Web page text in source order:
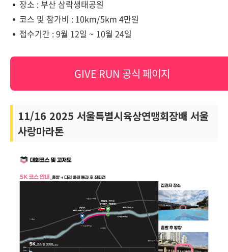
장소 : 부산 삼락생태공원
코스 및 참가비 : 10km/5km 4만원
접수기간 : 9월 12일 ~ 10월 24일
GIVE RUN 공식 페이지
11/16 2025 서울특별시육상연맹회장배 서울
사랑마라톤